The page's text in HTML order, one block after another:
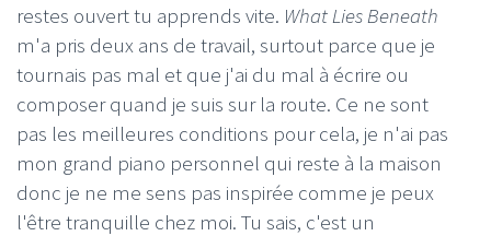
restes ouvert tu apprends vite. What Lies Beneath
m'a pris deux ans de travail, surtout parce que je
tournais pas mal et que j'ai du mal à écrire ou
composer quand je suis sur la route. Ce ne sont
pas les meilleures conditions pour cela, je n'ai pas
mon grand piano personnel qui reste à la maison
donc je ne me sens pas inspirée comme je peux
l'être tranquille chez moi. Tu sais, c'est un